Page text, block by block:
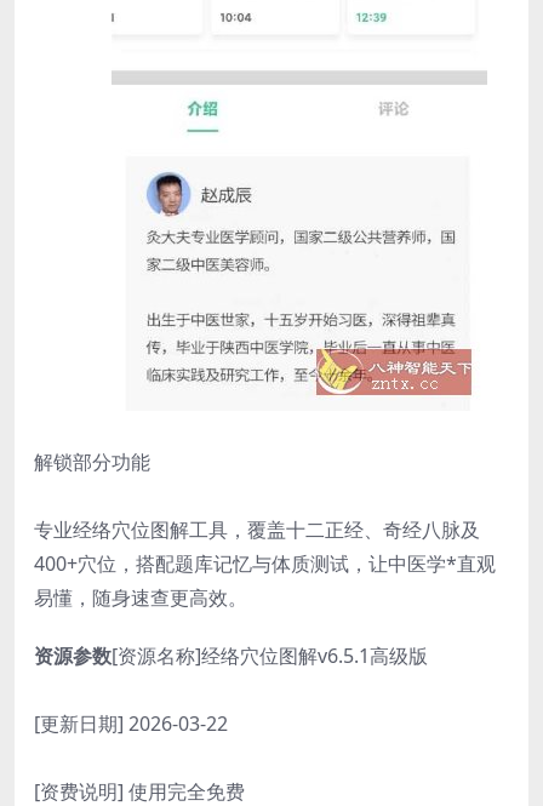
解锁部分功能
专业经络穴位图解工具，覆盖十二正经、奇经八脉及
400+穴位，搭配题库记忆与体质测试，让中医学*直观
易懂，随身速查更高效。
资源参数[资源名称]经络穴位图解v6.5.1高级版
[更新日期] 2026-03-22
[资费说明] 使用完全免费